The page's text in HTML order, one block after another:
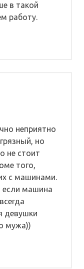
в такой
работу.
неприятно
но
не стоит
того,
с машинами.
если машина
девушки
мужа))